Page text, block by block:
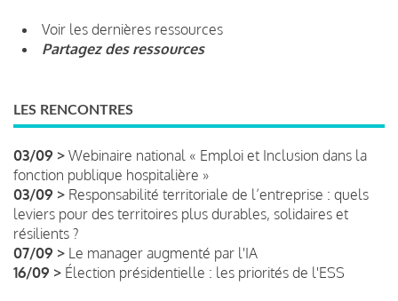
Voir les dernières ressources
Partagez des ressources
LES RENCONTRES
03/09 > Webinaire national « Emploi et Inclusion dans la
fonction publique hospitalière »
03/09 > Responsabilité territoriale de l’entreprise : quels
leviers pour des territoires plus durables, solidaires et
résilients ?
07/09 > Le manager augmenté par l'IA
16/09 > Élection présidentielle : les priorités de l'ESS